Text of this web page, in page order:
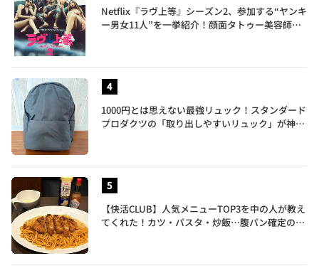
Netflix『ラヴ上等』シーズン2、参加する“ヤンキ
ー男女11人”を一挙紹介！顔面タトゥー美容師、
1000円とは思えない最強リュック！スタンダード
プロダクツの「取り出しやすいリュック」が神す
【快活CLUB】人気メニューTOP3を中の人が教え
てくれた！カツ・パスタ・炒飯…腹パン確定のガ